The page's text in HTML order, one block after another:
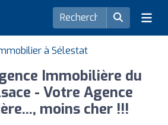
à Sélestat
Immobilière du
- Votre Agence
moins cher !!!